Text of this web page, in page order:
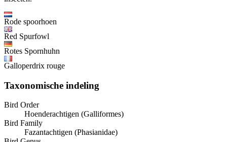
Rode spoorhoen
Red Spurfowl
Rotes Spornhuhn
Galloperdrix rouge
Taxonomische indeling
Bird Order
Hoenderachtigen (Galliformes)
Bird Family
Fazantachtigen (Phasianidae)